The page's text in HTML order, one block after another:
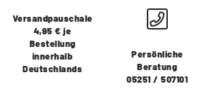
Versandpauschale
4,95 € je
Bestellung
innerhalb
Deutschlands
Persönliche
Beratung
05251 / 507101